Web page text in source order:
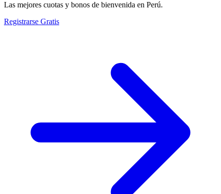
Las mejores cuotas y bonos de bienvenida en Perú.
Registrarse Gratis